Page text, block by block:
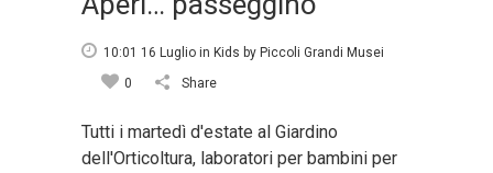
10:01 16 Luglio in Kids by Piccoli Grandi Musei
0
Share
Tutti i martedì d'estate al Giardino
dell'Orticoltura, laboratori per bambini per